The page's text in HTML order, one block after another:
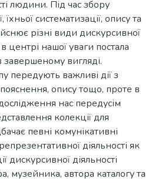
людини. Під час збору
систематизації, опису та
різні види дискурсивної
центрі нашої уваги постала
завершеному вигляді.
передують важливі дії з
пояснення, опису тощо, проте в
нас передусім
колекції для
певні комунікативні
діяльності як
дискурсивної діяльності
музейника, автора каталогу та